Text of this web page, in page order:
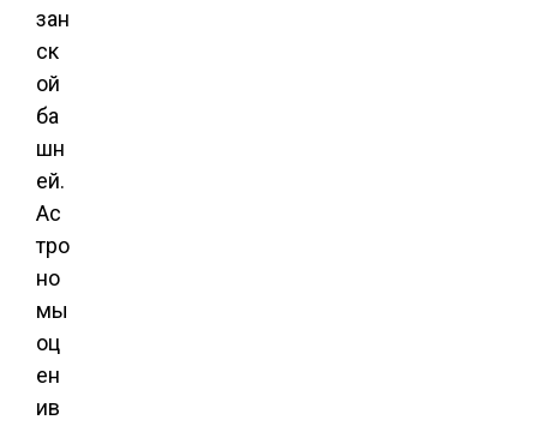
зан
ск
ой
ба
шн
ей.
Ас
тро
но
мы
оц
ен
ив